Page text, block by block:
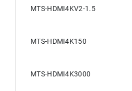
MTS-HDMI4KV2-1.5
MTS-HDMI4K150
MTS-HDMI4K3000